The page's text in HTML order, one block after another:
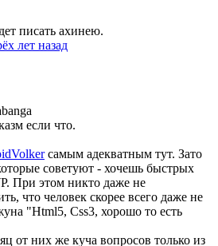
писать ахинею.
лет назад
если что.
самым адекватным тут. Зато
советуют - хочешь быстрых
При этом никто даже не
что человек скорее всего даже не
"Html5, Css3, хорошо то есть
от них же куча вопросов только из